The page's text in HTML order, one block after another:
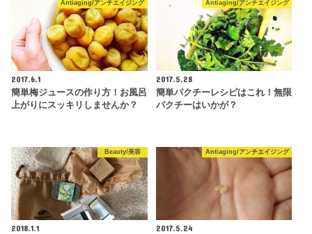
Antiaging/アンチエイジング
2017.6.1
簡単梅ジュースの作り方！お風呂
上がりにスッキリしませんか？
Antiaging/アンチエイジング
2017.5.28
簡単パクチーレシピはこれ！無限
パクチーはいかが？
Beauty/美容
2018.1.1
Antiaging/アンチエイジング
2017.5.24